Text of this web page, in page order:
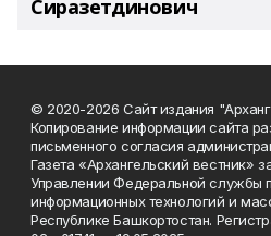
Сиразетдинович
© 2020-2026 Сайт издания
Копирование информации сайта
письменного согласия
Газета «Архангельский вестник»
Управлении Федеральной службы
информационных технологий и
Республике Башкортостан.